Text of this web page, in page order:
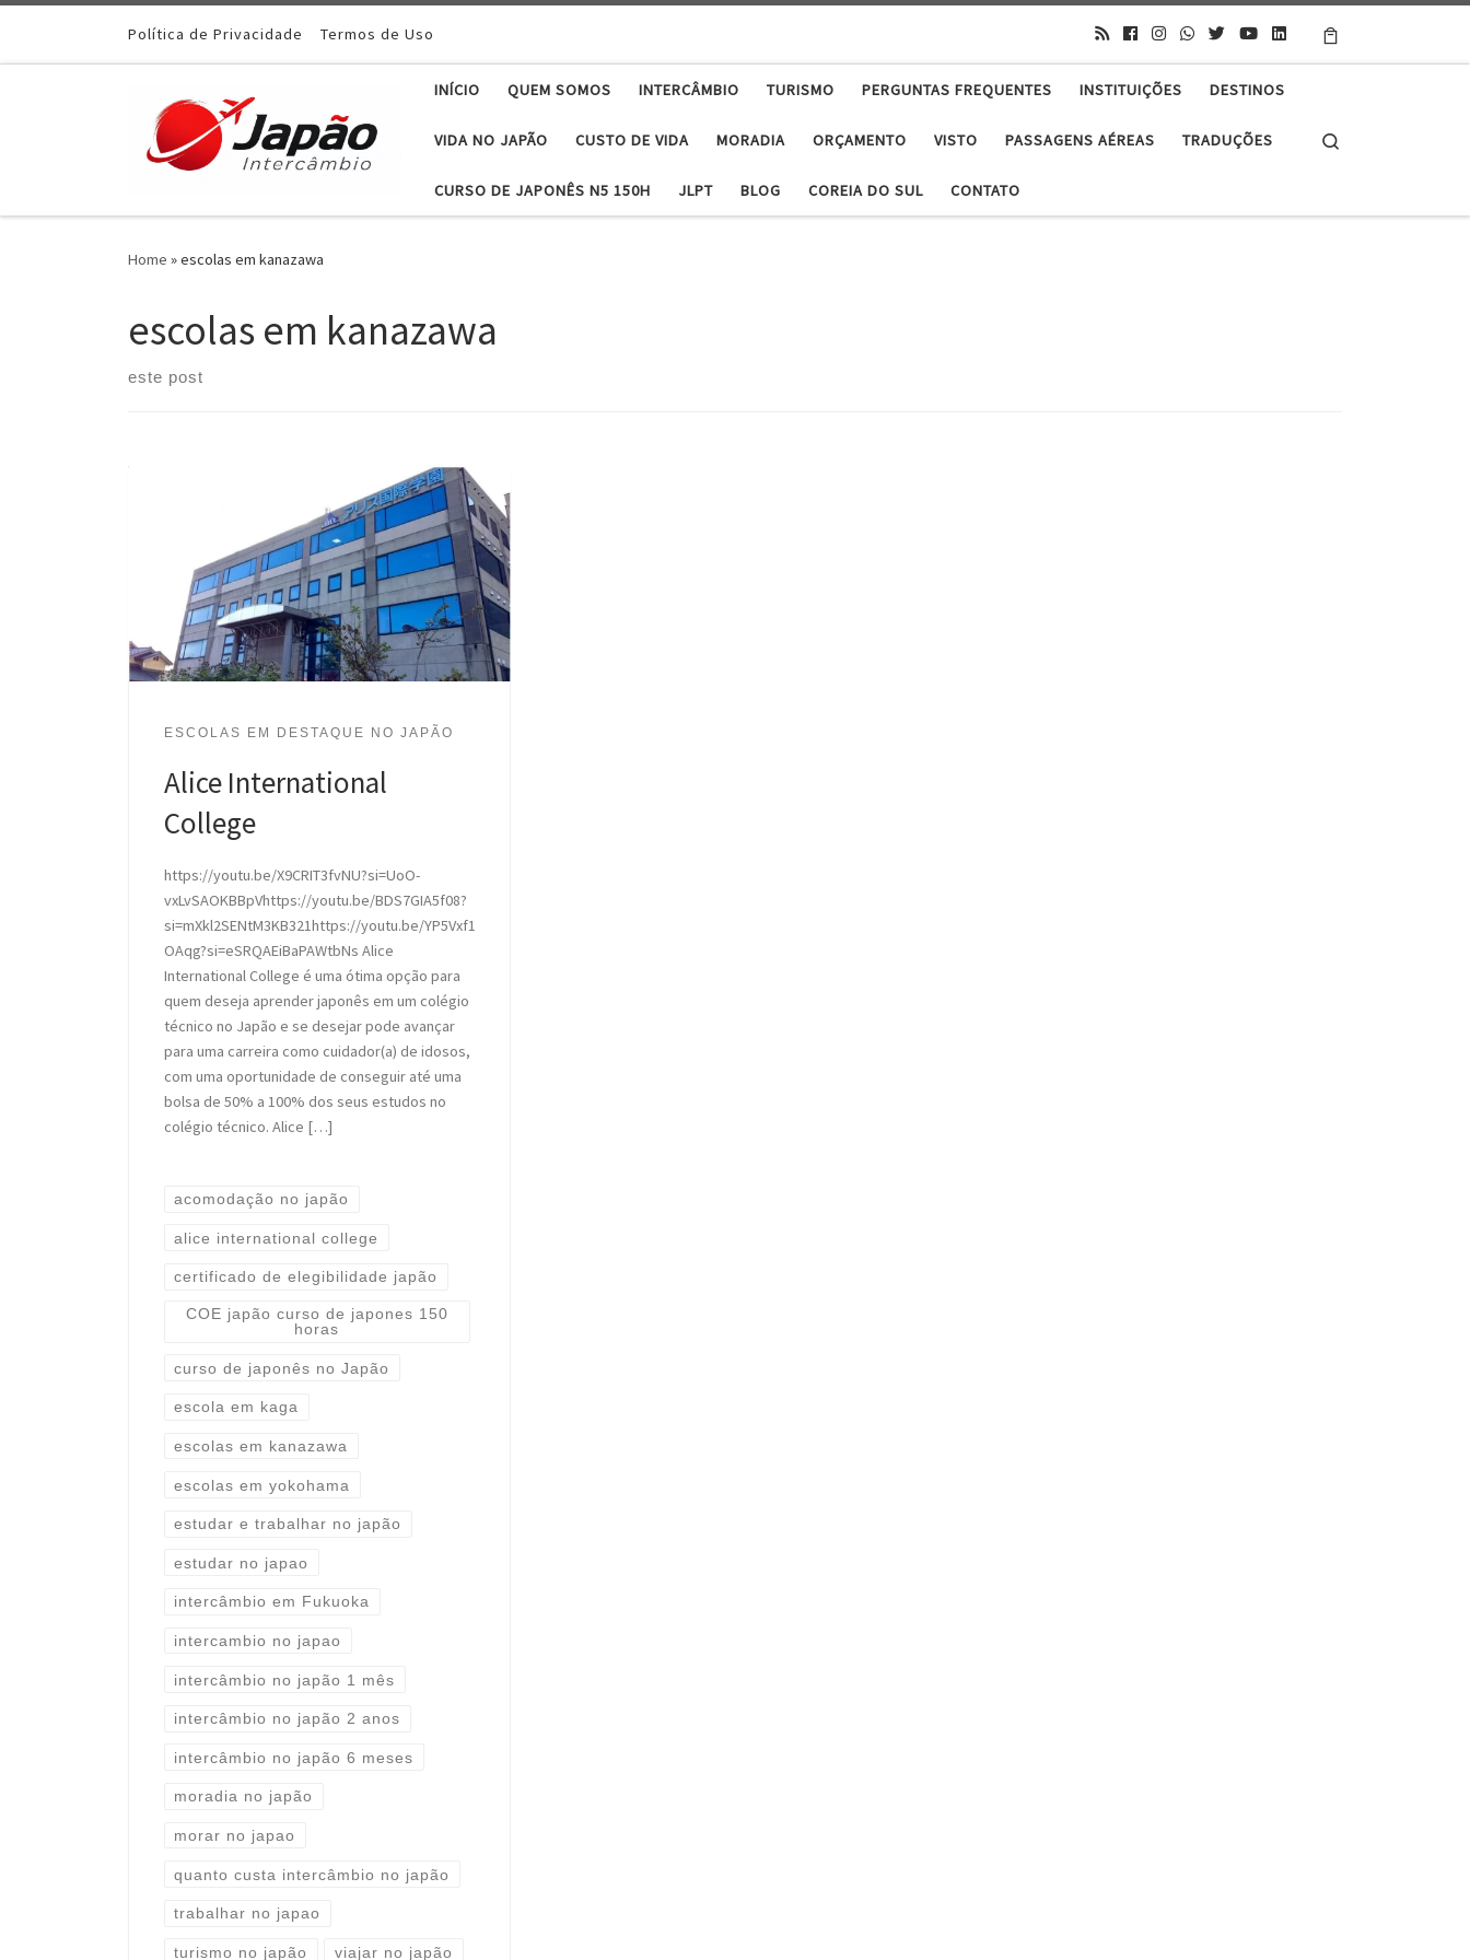
Política de Privacidade Termos de Uso
INÍCIO QUEM SOMOS INTERCÂMBIO TURISMO PERGUNTAS FREQUENTES INSTITUIÇÕES DESTINOS
VIDA NO JAPÃO CUSTO DE VIDA MORADIA ORÇAMENTO VISTO PASSAGENS AÉREAS TRADUÇÕES
CURSO DE JAPONÊS N5 150H JLPT BLOG COREIA DO SUL CONTATO
Home »escolas em kanazawa
escolas em kanazawa
este post
ESCOLAS EM DESTAQUE NO JAPÃO
Alice International
College
https://youtu.be/X9CRIT3fvNU?si=UoO-
vxLvSAOKBBpVhttps://youtu.be/BDS7GIA5f08?
si=mXkl2SENtM3KB321https://youtu.be/YP5Vxf1
OAqg?si=eSRQAEiBaPAWtbNs Alice
International College é uma ótima opção para
quem deseja aprender japonês em um colégio
técnico no Japão e se desejar pode avançar
para uma carreira como cuidador(a) de idosos,
com uma oportunidade de conseguir até uma
bolsa de 50% a 100% dos seus estudos no
colégio técnico. Alice […]
acomodação no japão
alice international college
certificado de elegibilidade japão
COE japão curso de japones 150
horas
curso de japonês no Japão
escola em kaga
escolas em kanazawa
escolas em yokohama
estudar e trabalhar no japão
estudar no japao
intercâmbio em Fukuoka
intercambio no japao
intercâmbio no japão 1 mês
intercâmbio no japão 2 anos
intercâmbio no japão 6 meses
moradia no japão
morar no japao
quanto custa intercâmbio no japão
trabalhar no japao
turismo no japão viajar no japão